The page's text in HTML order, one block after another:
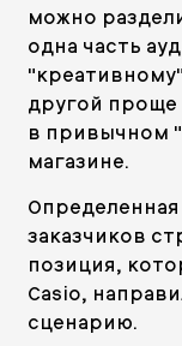
можно
одна часть
другой проще
в привычном
магазине.
заказчиков
позиция,
Casio,
сценарию.